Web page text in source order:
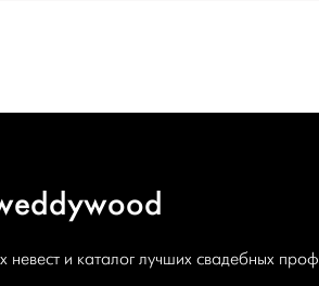
и каталог лучших свадебных